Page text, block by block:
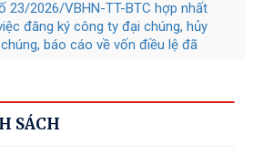
nghiệp
Tài liệu đính kèm
luật của Thủ tướng Chính phủ
SÁCH